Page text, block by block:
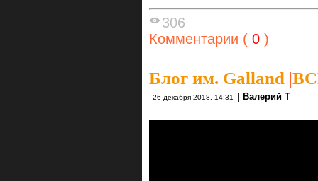
306
Комментарии ( 0 )
Блог им. Galland |
26 декабря 2018, 14:31 Валерий Т